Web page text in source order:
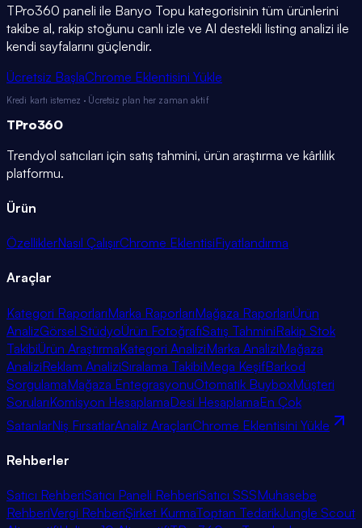
TPro360 paneli ile Banyo Topu kategorisinin tüm ürünlerini
takibe al, rakip stoğunu canlı izle ve AI destekli listing analizi ile
kendi sayfalarını güçlendir.
Ücretsiz BaşlaChrome Eklentisini Yükle
Kredi kartı istemez · Ücretsiz plan her zaman aktif
TPro360
Trendyol satıcıları için satış tahmini, ürün araştırma ve kârlılık
platformu.
Ürün
ÖzelliklerNasıl ÇalışırChrome EklentisiFiyatlandırma
Araçlar
Kategori RaporlarıMarka RaporlarıMağaza RaporlarıÜrün
AnalizGörsel StüdyoÜrün FotoğrafıSatış TahminiRakip Stok
TakibiÜrün AraştırmaKategori AnaliziMarka AnaliziMağaza
AnaliziReklam AnaliziSıralama TakibiMega KeşifBarkod
SorgulamaMağaza EntegrasyonuOtomatik BuyboxMüşteri
SorularıKomisyon HesaplamaDesi HesaplamaEn Çok
SatanlarNiş FırsatlarAnaliz AraçlarıChrome Eklentisini Yükle
Rehberler
Satıcı RehberiSatıcı Paneli RehberiSatıcı SSSMuhasebe
RehberiVergi RehberiŞirket KurmaToptan TedarikJungle Scout